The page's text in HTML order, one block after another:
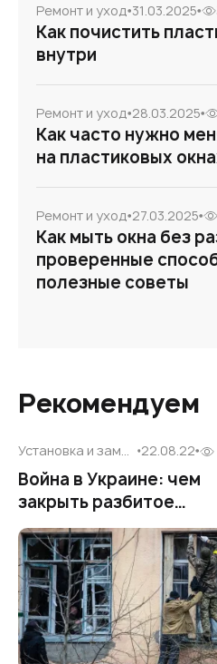
Ремонт и уход 31.03.2025
Как почистить
внутри
Ремонт и уход 28.03.2025
Как часто нужно
на пластиковых
Ремонт и уход 27.03.2025
Как мыть окна без
проверенные
полезные советы
Рекомендуем
Установка и замена 22.08.22
Война в Украине: чем
закрыть разбитое
после взрывов окно?